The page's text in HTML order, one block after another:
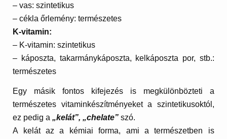
– vas: szintetikus
– cékla őrlemény: természetes
K-vitamin:
– K-vitamin: szintetikus
– káposzta, takarmánykáposzta, kelkáposzta por, stb.:
természetes
Egy másik fontos kifejezés is megkülönbözteti a
természetes vitaminkészítményeket a szintetikusoktól,
ez pedig a„kelát”, „chelate” szó.
A kelát az a kémiai forma, ami a természetben is